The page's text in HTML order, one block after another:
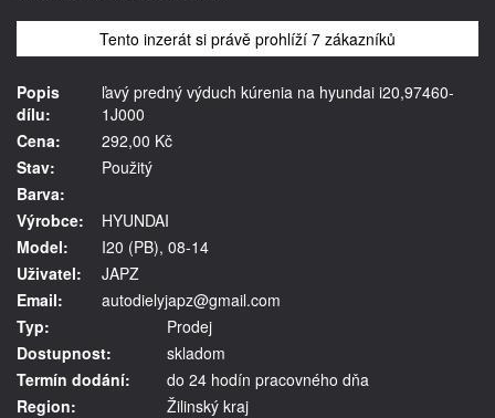
Tento inzerát si právě prohlíží 7 zákazníků
Popis
dílu:
ľavý predný výduch kúrenia na hyundai i20,97460-
1J000
Cena:
292,00 Kč
Stav:
Použitý
Barva:
Výrobce:
HYUNDAI
Model:
I20 (PB), 08-14
Uživatel:
JAPZ
Email:
autodielyjapz@gmail.com
Typ:
Prodej
Dostupnost:
skladom
Termín dodání:
do 24 hodín pracovného dňa
Region:
Žilinský kraj